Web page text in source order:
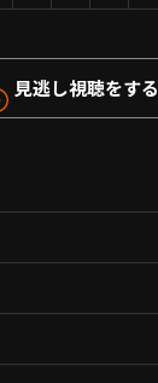
ムファイターズ
ルデンイーグルス
オンズ
バファローズ
見逃し視聴をする